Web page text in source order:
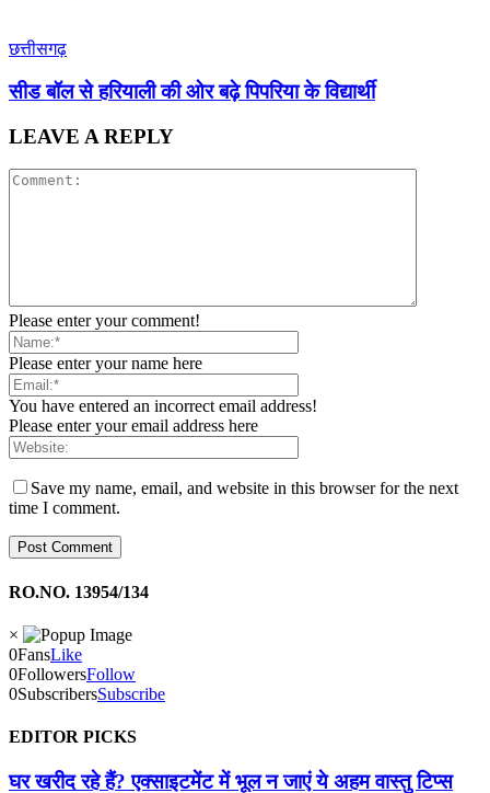
छत्तीसगढ़
सीड बॉल से हरियाली की ओर बढ़े पिपरिया के विद्यार्थी
LEAVE A REPLY
Please enter your comment!
Please enter your name here
You have entered an incorrect email address!
Please enter your email address here
Save my name, email, and website in this browser for the next
time I comment.
RO.NO. 13954/134
×
0FansLike
0FollowersFollow
0SubscribersSubscribe
EDITOR PICKS
घर खरीद रहे हैं? एक्साइटमेंट में भूल न जाएं ये अहम वास्तु टिप्स